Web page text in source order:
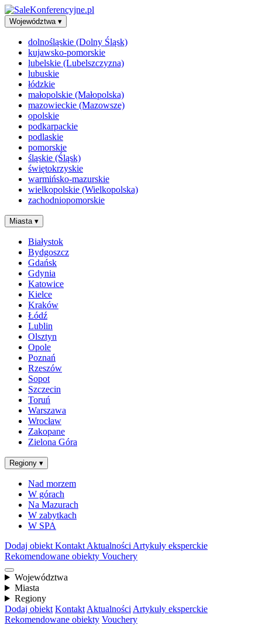
Województwa ▾
dolnośląskie (Dolny Śląsk)
kujawsko-pomorskie
lubelskie (Lubelszczyzna)
lubuskie
łódzkie
małopolskie (Małopolska)
mazowieckie (Mazowsze)
opolskie
podkarpackie
podlaskie
pomorskie
śląskie (Śląsk)
świętokrzyskie
warmińsko-mazurskie
wielkopolskie (Wielkopolska)
zachodniopomorskie
Miasta ▾
Białystok
Bydgoszcz
Gdańsk
Gdynia
Katowice
Kielce
Kraków
Łódź
Lublin
Olsztyn
Opole
Poznań
Rzeszów
Sopot
Szczecin
Toruń
Warszawa
Wrocław
Zakopane
Zielona Góra
Regiony ▾
Nad morzem
W górach
Na Mazurach
W zabytkach
W SPA
Dodaj obiekt Kontakt Aktualności Artykuły eksperckie
Rekomendowane obiekty Vouchery
Województwa
Miasta
Regiony
Dodaj obiekt Kontakt Aktualności Artykuły eksperckie
Rekomendowane obiekty Vouchery